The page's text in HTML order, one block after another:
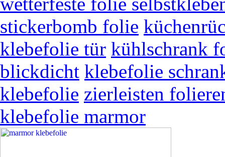
stickerbomb folie
klebefolie tür kühlschrank
blickdicht klebefolie
klebefolie zierleisten
klebefolie marmor